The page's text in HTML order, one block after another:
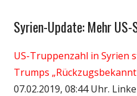
Gesellschaft
Politik
Wissenschaft
Syrien-Update: Mehr US-
US-Truppenzahl in Syrien
Trumps
07.02.2019, 08:44 Uhr.